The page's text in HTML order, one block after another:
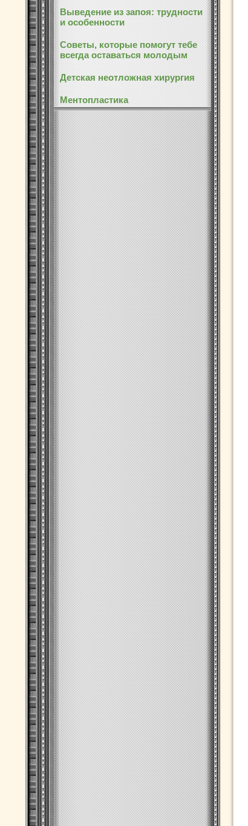
Выведение из запоя: трудности
и особенности
Советы, которые помогут тебе
всегда оставаться молодым
Детская неотложная хирургия
Ментопластика